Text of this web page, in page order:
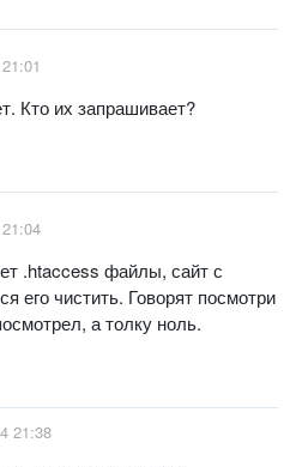
Кто их запрашивает?
.htaccess файлы, сайт с
его чистить. Говорят посмотри
а толку ноль.
21:38